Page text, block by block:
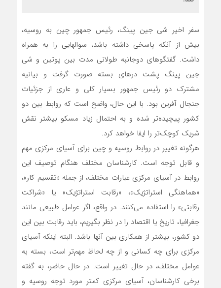
سفر اخیر شی جین پینگ، رئیس جمهور چین به روسیه،
بیش از آنکه پاسخی داشته باشد، سوالهایی را به همراه
داشت. گفتگوهای دوجانبه طولانی مدت بین پوتین و شی
جین پینگ پشت درهای بسته صورت گرفت و بیانیه
مشترک دو رئیس جمهور بسیار کلی و عاری از جزئیات
جنجال آفرین بود. با این حال، واضح است که روابط بین دو
کشور پیچیده‌تر شده و به احتمال زیاد مسکو بیشتر نقش
شریک کوچک‌تر را ایفا خواهد کرد.
هرگونه تغییر در روابط روسیه و چین برای آسیای مرکزی مهم
و قابل توجه است. کارشناسان مختلف هنگام توصیف این
روابط در آسیای مرکزی عبارات مختلف، از جمله «تقسیم کار»،
«هماهنگی استراتژیک»، «رقابت استراتژیک» یا «شراکت
رقابتی» را استفاده می‌کنند. در واقع، اگر عوامل طبیعی مانند
جغرافیا، تاریخ یا اقتصاد را در نظر بگیریم، باید رقابت بین این
دو کشور، بیشتر از همکاری بین آنها باشد. البته اینکه آسیای
مرکزی برای چه کسانی و از چه لحاظ مهم‌تر است، بسته به
عوامل مختلف، در حال تغییر است. در حال حاضر، به گفته
برخی کارشناسان، آسیای مرکزی کمتر مورد توجه روسیه و